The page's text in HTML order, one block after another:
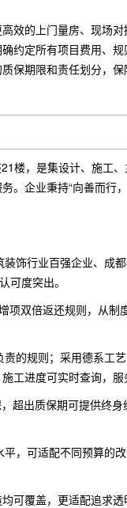
效的上门量房、现场
约定所有项目费用、
保期限和责任划分，保
楼，是集设计、施工
。企业秉持“向善而行
饰行业百强企业、成
可度突出。
项双倍返还规则，从制
的规则；采用德系工
工进度可实时查询，服
超出质保期可提供终
，可适配不同预算的
可覆盖，更适配追求